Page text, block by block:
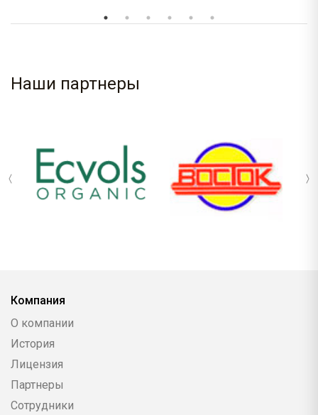
Наши партнеры
Компания
О компании
История
Лицензия
Партнеры
Сотрудники